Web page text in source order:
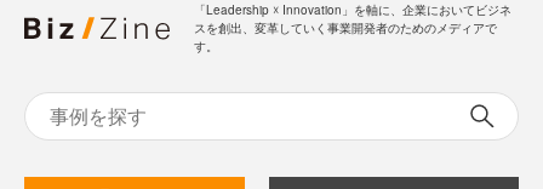
「Leadership ☓ Innovation」を軸に、企業においてビジネ
スを創出、変革していく事業開発者のためのメディアで
す。